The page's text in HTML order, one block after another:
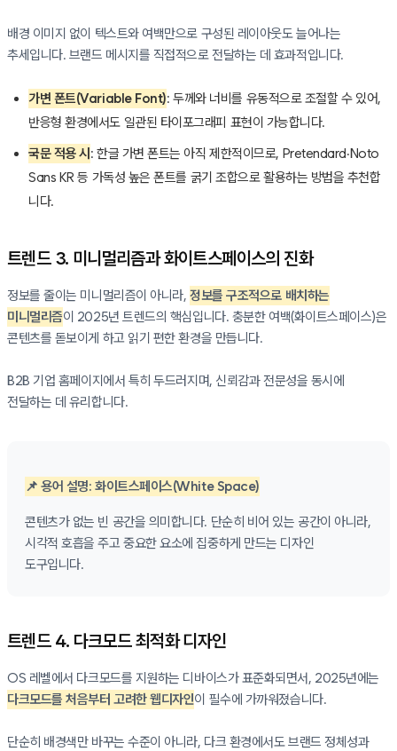
배경 이미지 없이 텍스트와 여백만으로 구성된 레이아웃도 늘어나는
추세입니다. 브랜드 메시지를 직접적으로 전달하는 데 효과적입니다.
가변 폰트(Variable Font): 두께와 너비를 유동적으로 조절할 수 있어,
반응형 환경에서도 일관된 타이포그래피 표현이 가능합니다.
국문 적용 시 : 한글 가변 폰트는 아직 제한적이므로, Pretendard·Noto
Sans KR 등 가독성 높은 폰트를 굵기 조합으로 활용하는 방법을 추천합
니다.
트렌드 3. 미니멀리즘과 화이트스페이스의 진화
정보를 줄이는 미니멀리즘이 아니라,정보를 구조적으로 배치하는
미니멀리즘이 2025년 트렌드의 핵심입니다. 충분한 여백(화이트스페이스)은
콘텐츠를 돋보이게 하고 읽기 편한 환경을 만듭니다.
B2B 기업 홈페이지에서 특히 두드러지며, 신뢰감과 전문성을 동시에
전달하는 데 유리합니다.
📌 용어 설명: 화이트스페이스(White Space)
콘텐츠가 없는 빈 공간을 의미합니다. 단순히 비어 있는 공간이 아니라,
시각적 호흡을 주고 중요한 요소에 집중하게 만드는 디자인
도구입니다.
트렌드 4. 다크모드 최적화 디자인
OS 레벨에서 다크모드를 지원하는 디바이스가 표준화되면서, 2025년에는
다크모드를 처음부터 고려한 웹디자인이 필수에 가까워졌습니다.
단순히 배경색만 바꾸는 수준이 아니라, 다크 환경에서도 브랜드 정체성과